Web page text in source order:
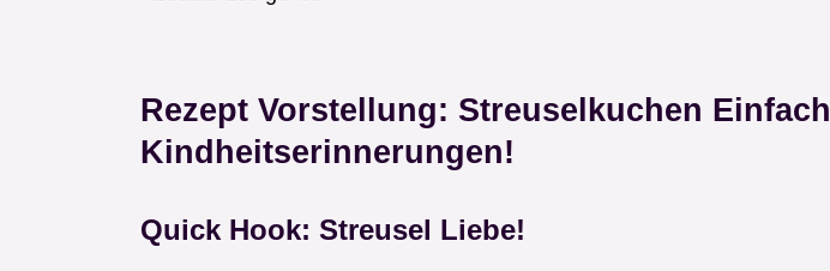
Rezept Vorstellung: Streuselkuchen Einfach
Kindheitserinnerungen!
Quick Hook: Streusel Liebe!